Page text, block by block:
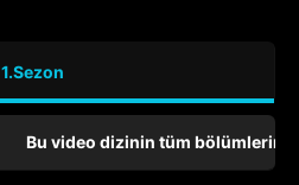
1.Sezon
Bu video dizinin tüm bölümlerini